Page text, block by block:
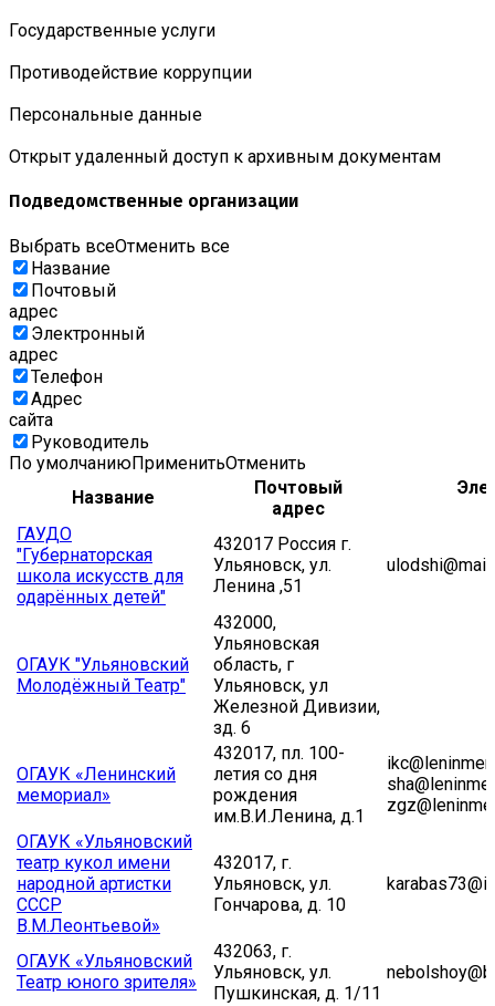
Государственные услуги
Противодействие коррупции
Персональные данные
Открыт удаленный доступ к архивным документам
Подведомственные организации
Выбрать всеОтменить все
Название
Почтовый
адрес
Электронный
адрес
Телефон
Адрес
сайта
Руководитель
По умолчаниюПрименитьОтменить
Название
Почтовый
адрес
ГАУДО
"Губернаторская
школа искусств для
одарённых детей"
432017 Россия г.
Ульяновск, ул.
Ленина ,51
ОГАУК "Ульяновский
Молодёжный Театр"
432000,
Ульяновская
область, г
Ульяновск, ул
Железной Дивизии,
зд. 6
ОГАУК «Ленинский
мемориал»
432017, пл. 100-
летия со дня
рождения
им.В.И.Ленина, д.1
ОГАУК «Ульяновский
театр кукол имени
народной артистки
СССР
В.М.Леонтьевой»
432017, г.
Ульяновск, ул.
Гончарова, д. 10
ОГАУК «Ульяновский
Театр юного зрителя»
432063, г.
Ульяновск, ул.
Пушкинская, д. 1/11